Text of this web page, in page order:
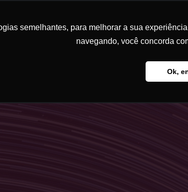
semelhantes, para melhorar a sua
navegando, você concorda
Ok,
ESCRITÓRIO